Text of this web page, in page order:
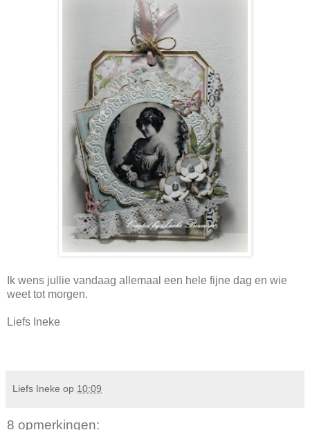
Ik wens jullie vandaag allemaal een hele fijne dag en wie
weet tot morgen.
Liefs Ineke
Liefs Ineke op 10:09
8 opmerkingen: